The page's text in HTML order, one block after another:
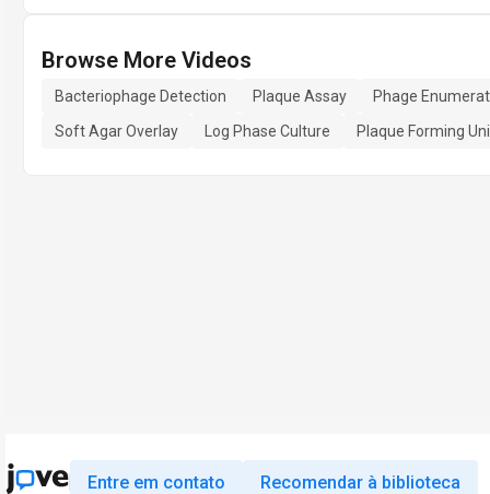
Browse More Videos
Bacteriophage Detection Plaque Assay
Phage
Soft Agar Overlay
Log Phase Culture Plaque Forming
Entre em contato Recomendar à biblioteca